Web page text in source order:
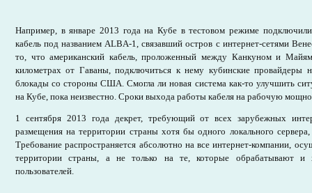
Например, в январе 2013 года на Кубе в тестовом режиме
кабель под названием ALBA-1, связавший остров с интернет-сетями
то, что американский кабель, проложенный между Канкуном и
километрах от Гаваны, подключиться к нему кубинские провайдеры
блокады со стороны США. Смогла ли новая система как-то улучшить
на Кубе, пока неизвестно. Сроки выхода работы кабеля на рабочую
1 сентября 2013 года декрет, требующий от всех зарубежных
размещения на территории страны хотя бы одного локального
Требование распространяется абсолютно на все интернет-компании,
территории страны, а не только на те, которые обрабатывают и
пользователей.